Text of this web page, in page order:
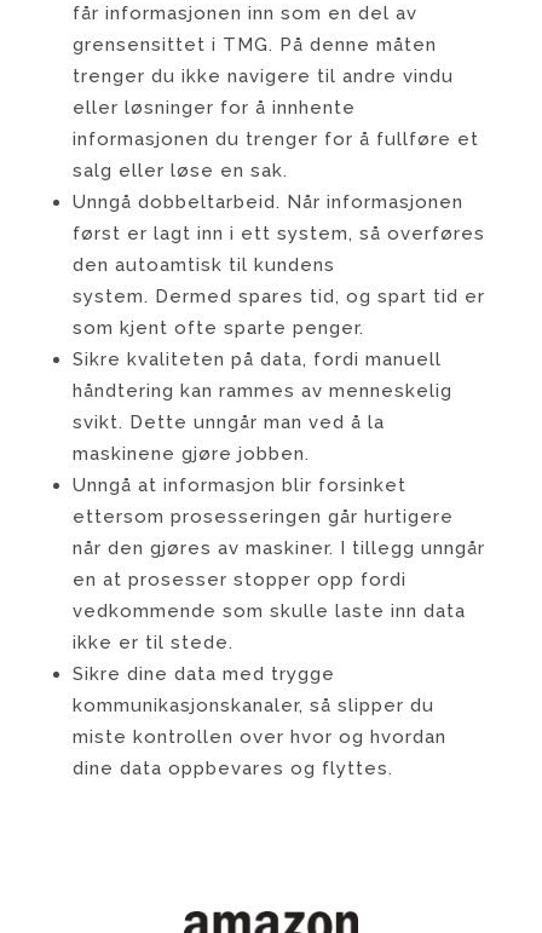
får informasjonen inn som en del av
grensensittet i TMG. På denne måten
trenger du ikke navigere til andre vindu
eller løsninger for å innhente
informasjonen du trenger for å fullføre et
salg eller løse en sak.
Unngå dobbeltarbeid. Når informasjonen
først er lagt inn i ett system, så overføres
den autoamtisk til kundens
system. Dermed spares tid, og spart tid er
som kjent ofte sparte penger.
Sikre kvaliteten på data, fordi manuell
håndtering kan rammes av menneskelig
svikt. Dette unngår man ved å la
maskinene gjøre jobben.
Unngå at informasjon blir forsinket
ettersom prosesseringen går hurtigere
når den gjøres av maskiner. I tillegg unngår
en at prosesser stopper opp fordi
vedkommende som skulle laste inn data
ikke er til stede.
Sikre dine data med trygge
kommunikasjonskanaler, så slipper du
miste kontrollen over hvor og hvordan
dine data oppbevares og flyttes.